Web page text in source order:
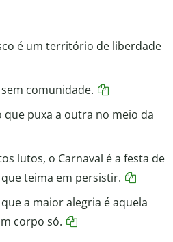
é um território de liberdade
comunidade.
que puxa a outra no meio da
lutos, o Carnaval é a festa de
teima em persistir.
a maior alegria é aquela
corpo só.